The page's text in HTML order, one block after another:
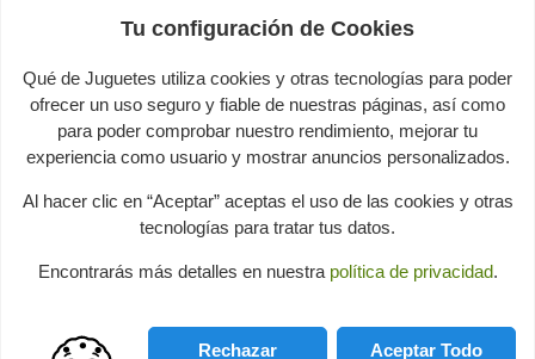
Data sheet
Age
De 4 a 10 años
Number of players
1
Material
Wood
3D cube Blocks.
Tu configuración de Cookies
Qué de Juguetes utiliza cookies y otras tecnologías para poder
ofrecer un uso seguro y fiable de nuestras páginas, así como
para poder comprobar nuestro rendimiento, mejorar tu
experiencia como usuario y mostrar anuncios personalizados.
Al hacer clic en “Aceptar” aceptas el uso de las cookies y otras
tecnologías para tratar tus datos.
Encontrarás más detalles en nuestra política de privacidad.
Aceptar Todo
Rechazar